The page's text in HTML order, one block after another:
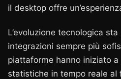
il desktop offre
L’evoluzione tecnologica
integrazioni sempre più
piattaforme hanno iniziato a
statistiche in tempo reale al